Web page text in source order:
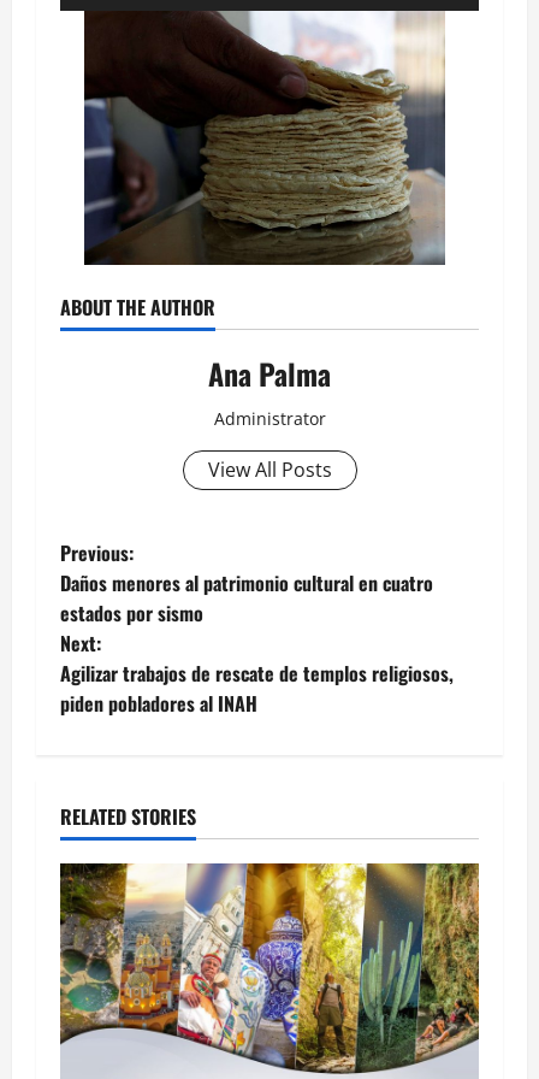
de
ABOUT THE AUTHOR
Ana Palma
Administrator
View All Posts
Post
navigation
Previous:
Daños menores al patrimonio cultural en cuatro
estados por sismo
Next:
Agilizar trabajos de rescate de templos religiosos,
piden pobladores al INAH
RELATED STORIES